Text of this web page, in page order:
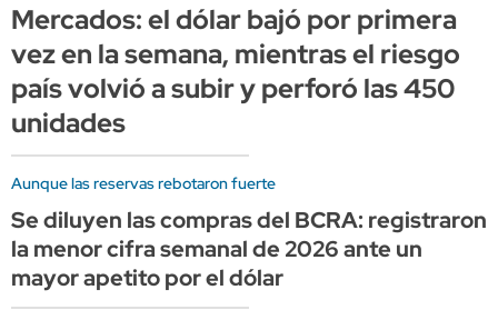
Mercados: el dólar bajó por primera
vez en la semana, mientras el riesgo
país volvió a subir y perforó las 450
unidades
Aunque las reservas rebotaron fuerte
Se diluyen las compras del BCRA: registraron
la menor cifra semanal de 2026 ante un
mayor apetito por el dólar